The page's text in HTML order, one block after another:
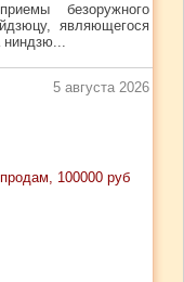
безоружного
являющегося
ниндзю...
5 августа 2026
100000 руб